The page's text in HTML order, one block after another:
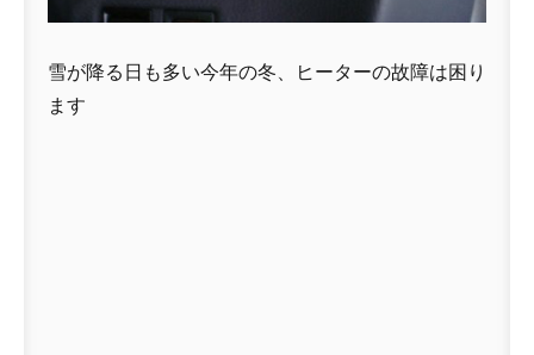
雪が降る日も多い今年の冬、ヒーターの故障は困り
ます